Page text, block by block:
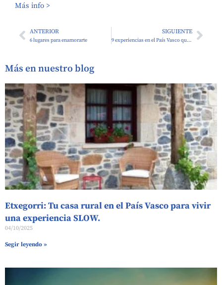
Más info >
ANTERIOR
6 lugares para enamorarte
SIGUIENTE
9 experiencias en el País Vasco que no olvidarás jamás
Más en nuestro blog
Etxegorri: Tu casa rural en el País Vasco para vivir
una experiencia SLOW.
04/10/2025
Segir leyendo »